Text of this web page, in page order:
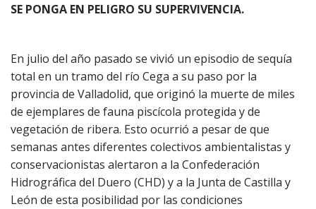
SE PONGA EN PELIGRO SU SUPERVIVENCIA.
En julio del año pasado se vivió un episodio de sequía
total en un tramo del río Cega a su paso por la
provincia de Valladolid, que originó la muerte de miles
de ejemplares de fauna piscícola protegida y de
vegetación de ribera. Esto ocurrió a pesar de que
semanas antes diferentes colectivos ambientalistas y
conservacionistas alertaron a la Confederación
Hidrográfica del Duero (CHD) y a la Junta de Castilla y
León de esta posibilidad por las condiciones